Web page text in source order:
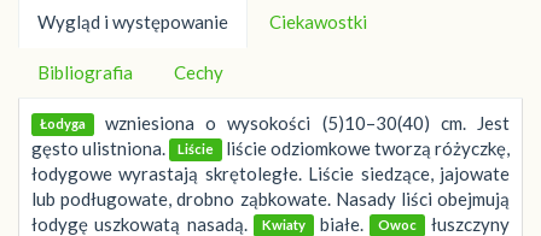
Wygląd i występowanie Ciekawostki
Bibliografia Cechy
Łodyga wzniesiona o wysokości (5)10–30(40) cm. Jest
gęsto ulistniona.
Liście liście odziomkowe tworzą różyczkę,
łodygowe wyrastają skrętoległe. Liście siedzące, jajowate
lub podługowate, drobno ząbkowate. Nasady liści obejmują
łodygę uszkowatą nasadą.
Kwiaty białe. Owoc łuszczyny